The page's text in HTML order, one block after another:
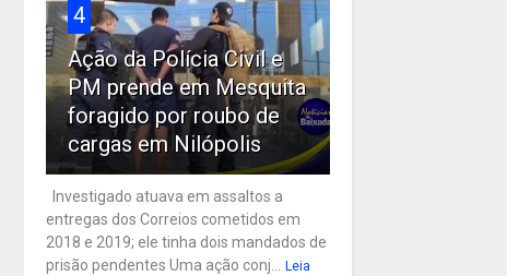
4
Ação da Polícia Civil e
PM prende em Mesquita
foragido por roubo de
cargas em Nilópolis
Investigado atuava em assaltos a
entregas dos Correios cometidos em
2018 e 2019; ele tinha dois mandados de
prisão pendentes Uma ação conj... Leia